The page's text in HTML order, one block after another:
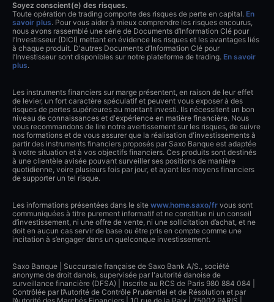
Soyez conscient(e) des risques.
Toute opération de trading comporte des risques de perte en capital. En
savoir plus. Pour vous aider à mieux comprendre les risques encourus,
nous avons rassemblé une série de Documents d’Information Clé pour
l’Investisseur (DICI) mettant en évidence les risques et les avantages liés
à chaque produit. D'autres Documents d’Information Clé pour
l’Investisseur sont disponibles sur notre plateforme de trading. En savoir
plus.
Les instruments financiers sur marge présentent, en raison de leur effet
de levier, un fort caractère spéculatif et peuvent vous exposer à des
risques de pertes supérieures au montant investi. Ils nécessitent un bon
niveau de connaissances et d'expérience en matière financière. Nous
vous recommandons de lire notre avertissement sur les risques, de suivre
nos formations et de vous assurer que la réalisation d'investissements à
partir des instruments financiers proposés par Saxo Banque est adaptée
à votre situation et à vos objectifs financiers. Ces produits sont destinés
à une clientèle avisée pouvant surveiller ses positions de manière
quotidienne, voire plusieurs fois par jour, et ayant les moyens financiers
de supporter un tel risque.
Les informations présentées dans le site www.home.saxo/fr vous sont
communiquées à titre purement informatif et ne constitue ni un conseil
d’investissement, ni une offre de vente, ni une sollicitation d’achat, et ne
doit en aucun cas servir de base ou être pris en compte comme une
incitation à s’engager dans un quelconque investissement.
Saxo Banque | Succursale française de Saxo Bank A/S., société
anonyme de droit danois, supervisée par l'autorité danoise de
surveillance financière (DFSA) | Inscrite au RCS de Paris 980 884 084 |
Contrôlée par l’Autorité de Contrôle Prudentiel et de Résolution et par